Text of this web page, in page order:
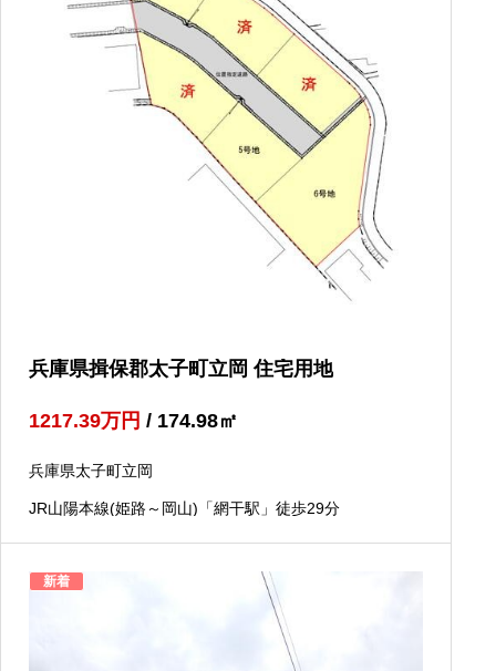
兵庫県揖保郡太子町立岡 住宅用地
1217.39万円 / 174.98㎡
兵庫県太子町立岡
JR山陽本線(姫路～岡山)「網干駅」徒歩29分
新着